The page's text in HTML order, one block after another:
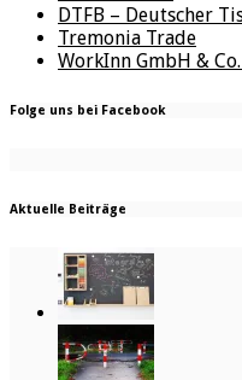
DTFB – Deutscher
Tremonia Trade
WorkInn GmbH & Co.
Folge uns bei Facebook
Aktuelle Beiträge